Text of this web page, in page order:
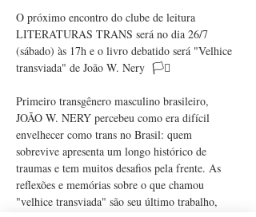
O próximo encontro do clube de leitura
LITERATURAS TRANS será no dia 26/7
(sábado) às 17h e o livro debatido será "Velhice
transviada" de João W. Nery  🏳️‍⚧️
Primeiro transgênero masculino brasileiro,
JOÃO W. NERY percebeu como era difícil
envelhecer como trans no Brasil: quem
sobrevive apresenta um longo histórico de
traumas e tem muitos desafios pela frente. As
reflexões e memórias sobre o que chamou
"velhice transviada" são seu último trabalho,